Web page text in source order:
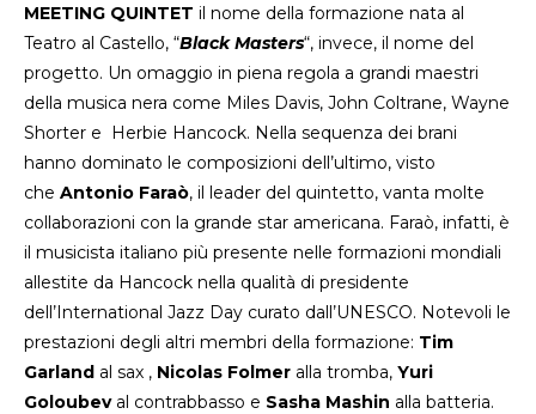
MEETING QUINTET il nome della formazione nata al
Teatro al Castello, “Black Masters“, invece, il nome del
progetto. Un omaggio in piena regola a grandi maestri
della musica nera come Miles Davis, John Coltrane, Wayne
Shorter e Herbie Hancock. Nella sequenza dei brani
hanno dominato le composizioni dell’ultimo, visto
che Antonio Faraò, il leader del quintetto, vanta molte
collaborazioni con la grande star americana. Faraò, infatti, è
il musicista italiano più presente nelle formazioni mondiali
allestite da Hancock nella qualità di presidente
dell’International Jazz Day curato dall’UNESCO. Notevoli le
prestazioni degli altri membri della formazione: Tim
Garland al sax , Nicolas Folmer alla tromba, Yuri
Goloubev al contrabbasso e Sasha Mashin alla batteria.